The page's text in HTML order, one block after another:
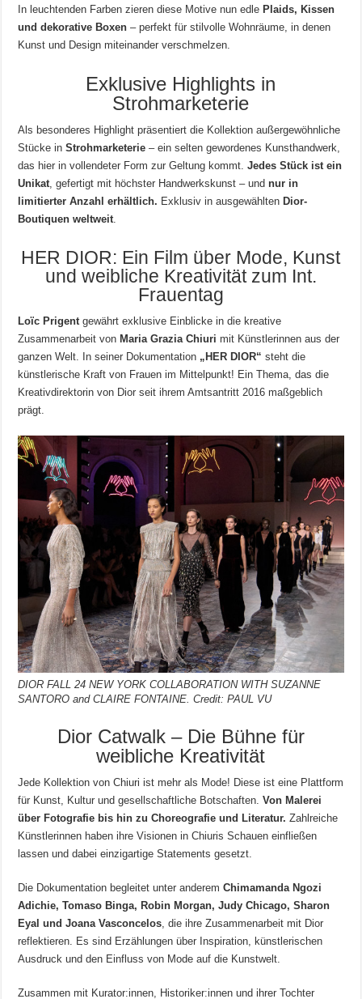
In leuchtenden Farben zieren diese Motive nun edle Plaids, Kissen
und dekorative Boxen – perfekt für stilvolle Wohnräume, in denen
Kunst und Design miteinander verschmelzen.
Exklusive Highlights in
Strohmarketerie
Als besonderes Highlight präsentiert die Kollektion außergewöhnliche
Stücke inStrohmarketerie – ein selten gewordenes Kunsthandwerk,
das hier in vollendeter Form zur Geltung kommt.Jedes Stück ist ein
Unikat , gefertigt mit höchster Handwerkskunst – undnur in
limitierter Anzahl erhältlich. Exklusiv in ausgewählten Dior-
Boutiquen weltweit
HER DIOR: Ein Film über Mode, Kunst
und weibliche Kreativität zum Int.
Frauentag
Loïc Prigent gewährt exklusive Einblicke in die kreative
Zusammenarbeit von Maria Grazia Chiuri mit Künstlerinnen aus der
ganzen Welt. In seiner Dokumentation „HER DIOR“ steht die
künstlerische Kraft von Frauen im Mittelpunkt! Ein Thema, das die
Kreativdirektorin von Dior seit ihrem Amtsantritt 2016 maßgeblich
prägt.
DIOR FALL 24 NEW YORK COLLABORATION WITH SUZANNE
SANTORO and CLAIRE FONTAINE. Credit: PAUL VU
Dior Catwalk – Die Bühne für
weibliche Kreativität
Jede Kollektion von Chiuri ist mehr als Mode! Diese ist eine Plattform
für Kunst, Kultur und gesellschaftliche Botschaften.Von Malerei
über Fotografie bis hin zu Choreografie und Literatur. Zahlreiche
Künstlerinnen haben ihre Visionen in Chiuris Schauen einfließen
lassen und dabei einzigartige Statements gesetzt.
Die Dokumentation begleitet unter anderemChimamanda Ngozi
Adichie, Tomaso Binga, Robin Morgan, Judy Chicago, Sharon
Eyal und Joana Vasconcelos, die ihre Zusammenarbeit mit Dior
reflektieren. Es sind Erzählungen über Inspiration, künstlerischen
Ausdruck und den Einfluss von Mode auf die Kunstwelt.
Zusammen mit Kurator:innen, Historiker:innen und ihrer Tochter